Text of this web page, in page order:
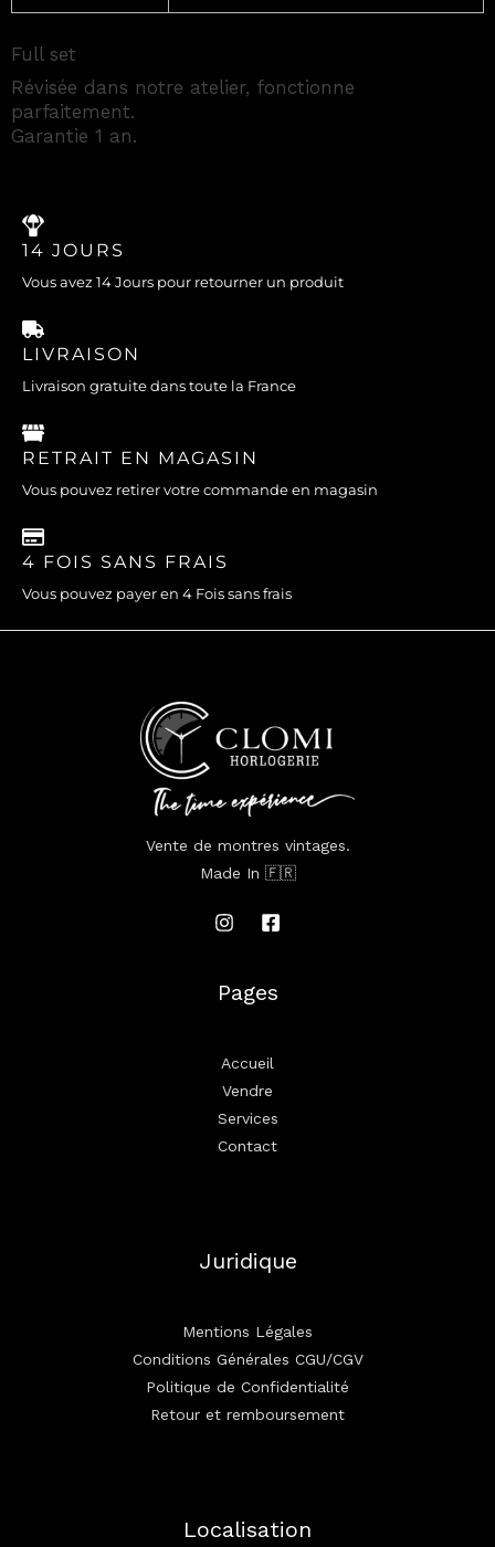
Full set
Révisée dans notre atelier, fonctionne
parfaitement.
Garantie 1 an.
14 JOURS
Vous avez 14 Jours pour retourner un produit
LIVRAISON
Livraison gratuite dans toute la France
RETRAIT EN MAGASIN
Vous pouvez retirer votre commande en magasin
4 FOIS SANS FRAIS
Vous pouvez payer en 4 Fois sans frais
Vente de montres vintages.
Made In 🇫🇷
Pages
Accueil
Vendre
Services
Contact
Juridique
Mentions Légales
Conditions Générales CGU/CGV
Politique de Confidentialité
Retour et remboursement
Localisation